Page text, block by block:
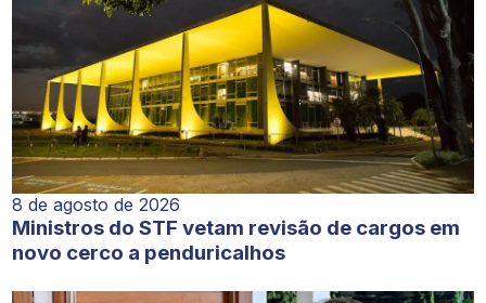
8 de agosto de 2026
Ministros do STF vetam revisão de cargos em
novo cerco a penduricalhos